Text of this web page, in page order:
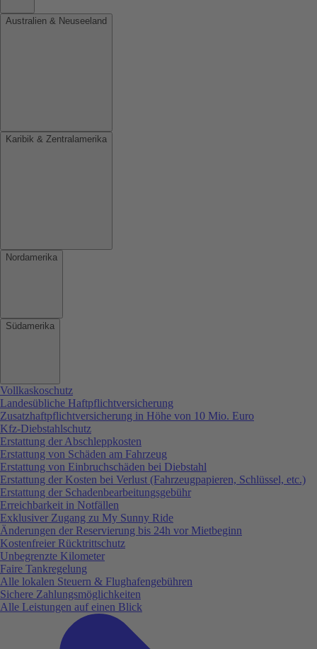
Australien & Neuseeland
Karibik & Zentralamerika
Nordamerika
Südamerika
Vollkaskoschutz
Landesübliche Haftpflichtversicherung
Zusatzhaftpflichtversicherung in Höhe von 10 Mio. Euro
Kfz-Diebstahlschutz
Erstattung der Abschleppkosten
Erstattung von Schäden am Fahrzeug
Erstattung von Einbruchschäden bei Diebstahl
Erstattung der Kosten bei Verlust (Fahrzeugpapieren, Schlüssel, etc.)
Erstattung der Schadenbearbeitungsgebühr
Erreichbarkeit in Notfällen
Exklusiver Zugang zu My Sunny Ride
Änderungen der Reservierung bis 24h vor Mietbeginn
Kostenfreier Rücktrittschutz
Unbegrenzte Kilometer
Faire Tankregelung
Alle lokalen Steuern & Flughafengebühren
Sichere Zahlungsmöglichkeiten
Alle Leistungen auf einen Blick